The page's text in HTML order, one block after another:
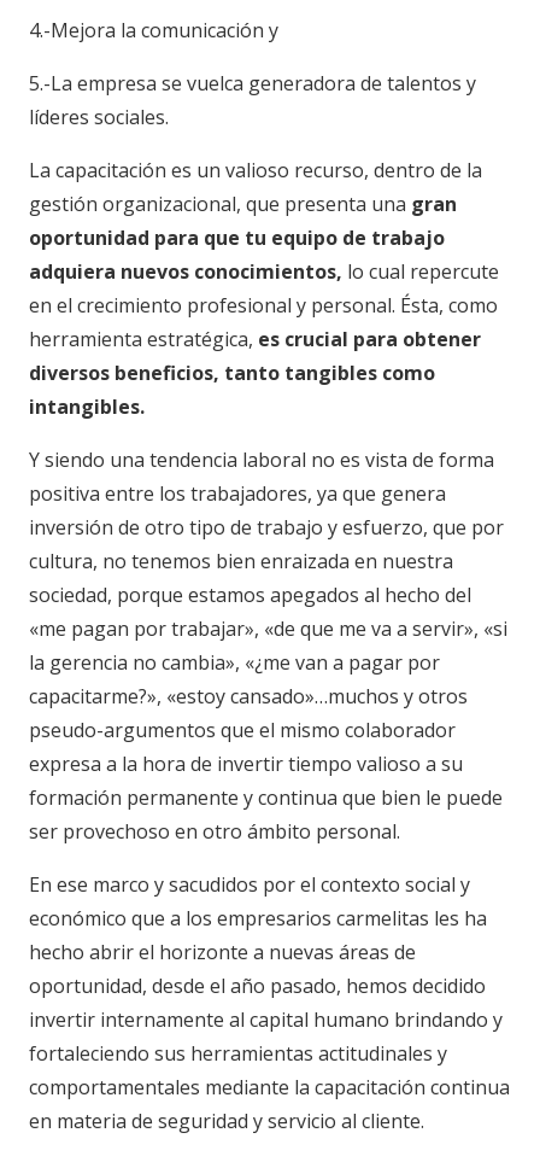
4.-Mejora la comunicación y
5.-La empresa se vuelca generadora de talentos y
líderes sociales.
La capacitación es un valioso recurso, dentro de la
gestión organizacional, que presenta una gran
oportunidad para que tu equipo de trabajo
adquiera nuevos conocimientos, lo cual repercute
en el crecimiento profesional y personal. Ésta, como
herramienta estratégica, es crucial para obtener
diversos beneficios, tanto tangibles como
intangibles.
Y siendo una tendencia laboral no es vista de forma
positiva entre los trabajadores, ya que genera
inversión de otro tipo de trabajo y esfuerzo, que por
cultura, no tenemos bien enraizada en nuestra
sociedad, porque estamos apegados al hecho del
«me pagan por trabajar», «de que me va a servir», «si
la gerencia no cambia», «¿me van a pagar por
capacitarme?», «estoy cansado»…muchos y otros
pseudo-argumentos que el mismo colaborador
expresa a la hora de invertir tiempo valioso a su
formación permanente y continua que bien le puede
ser provechoso en otro ámbito personal.
En ese marco y sacudidos por el contexto social y
económico que a los empresarios carmelitas les ha
hecho abrir el horizonte a nuevas áreas de
oportunidad, desde el año pasado, hemos decidido
invertir internamente al capital humano brindando y
fortaleciendo sus herramientas actitudinales y
comportamentales mediante la capacitación continua
en materia de seguridad y servicio al cliente.